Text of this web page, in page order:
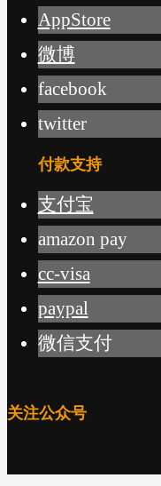
AppStore
微博
facebook
twitter
付款支持
支付宝
amazon pay
cc-visa
paypal
微信支付
关注公众号